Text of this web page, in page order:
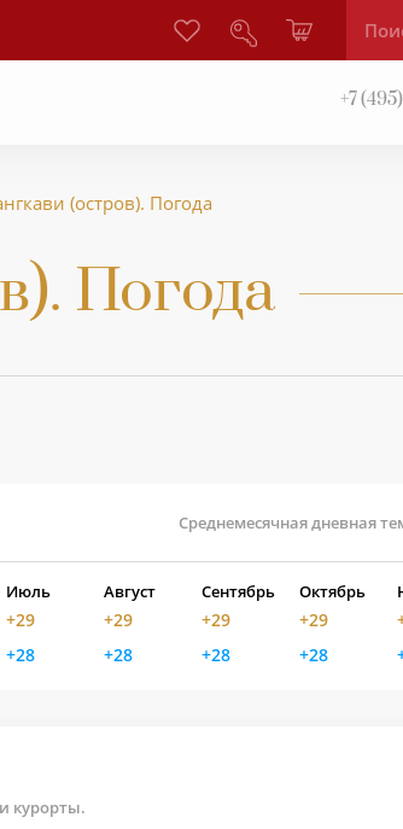
+7 (495)
(остров). Погода
Погода
Среднемесячная дневная
Июль Август Сентябрь Октябрь
+29 +29 +29 +29
+28 +28 +28 +28
курорты.